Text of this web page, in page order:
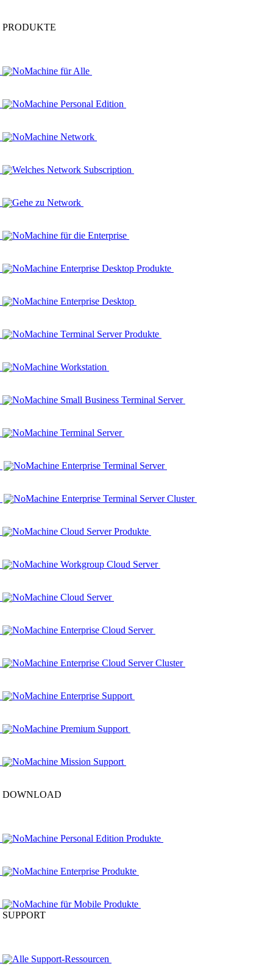
PRODUKTE
NoMachine für Alle
NoMachine Personal Edition
NoMachine Network
Welches Network Subscription
Gehe zu Network
NoMachine für die Enterprise
NoMachine Enterprise Desktop Produkte
NoMachine Enterprise Desktop
NoMachine Terminal Server Produkte
NoMachine Workstation
NoMachine Small Business Terminal Server
NoMachine Terminal Server
NoMachine Enterprise Terminal Server
NoMachine Enterprise Terminal Server Cluster
NoMachine Cloud Server Produkte
NoMachine Workgroup Cloud Server
NoMachine Cloud Server
NoMachine Enterprise Cloud Server
NoMachine Enterprise Cloud Server Cluster
NoMachine Enterprise Support
NoMachine Premium Support
NoMachine Mission Support
DOWNLOAD
NoMachine Personal Edition Produkte
NoMachine Enterprise Produkte
NoMachine für Mobile Produkte
SUPPORT
Alle Support-Ressourcen